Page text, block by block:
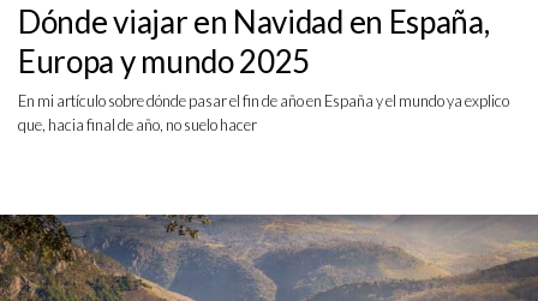
Dónde viajar en Navidad en España,
Europa y mundo 2025
En mi artículo sobre dónde pasar el fin de año en España y el mundo ya explico
que, hacia final de año, no suelo hacer